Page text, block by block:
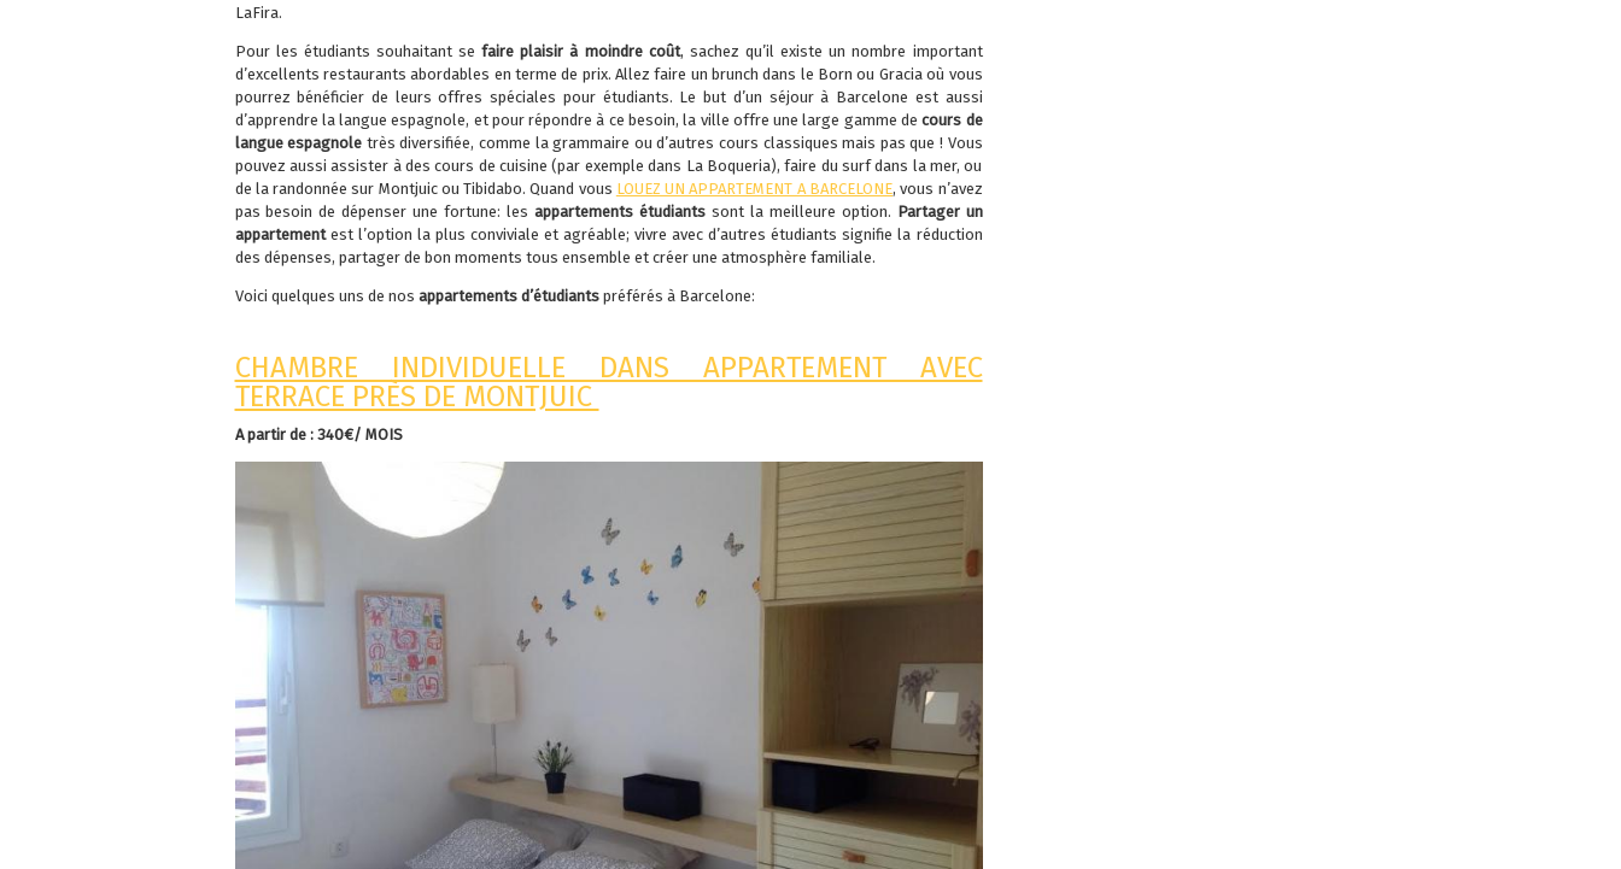
LaFira.
Pour les étudiants souhaitant sefaire plaisir à moindre coût, sachez qu’il existe un nombre important
d’excellents restaurants abordables en terme de prix. Allez faire un brunch dans le Born ou Gracia où vous
pourrez bénéficier de leurs offres spéciales pour étudiants. Le but d’un séjour à Barcelone est aussi
d’apprendre la langue espagnole, et pour répondre à ce besoin, la ville offre une large gamme decours de
langue espagnole très diversifiée, comme la grammaire ou d’autres cours classiques mais pas que ! Vous
pouvez aussi assister à des cours de cuisine (par exemple dans La Boqueria), faire du surf dans la mer, ou
de la randonnée sur Montjuic ou Tibidabo. Quand vous LOUEZ UN APPARTEMENT A BARCELONE, vous n’avez
pas besoin de dépenser une fortune: les appartements étudiantssont la meilleure option. Partager un
appartementest l’option la plus conviviale et agréable; vivre avec d’autres étudiants signifie la réduction
des dépenses, partager de bon moments tous ensemble et créer une atmosphère familiale.
Voici quelques uns de nos appartements d’étudiants préférés à Barcelone:
CHAMBRE INDIVIDUELLE DANS APPARTEMENT AVEC
TERRACE PRÈS DE MONTJUIC
A partir de : 340€/ MOIS